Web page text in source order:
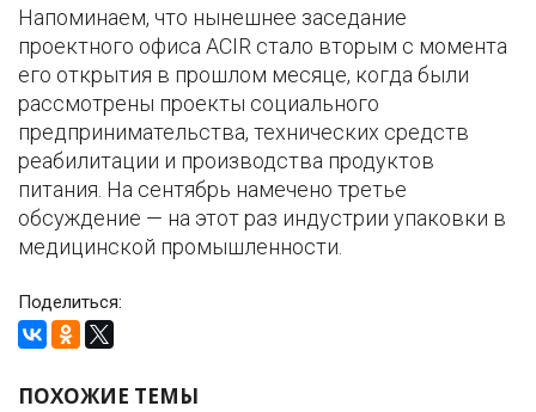
Напоминаем, что нынешнее заседание
проектного офиса ACIR стало вторым с момента
его открытия в прошлом месяце, когда были
рассмотрены проекты социального
предпринимательства, технических средств
реабилитации и производства продуктов
питания. На сентябрь намечено третье
обсуждение — на этот раз индустрии упаковки в
медицинской промышленности.
Поделиться:
ПОХОЖИЕ ТЕМЫ